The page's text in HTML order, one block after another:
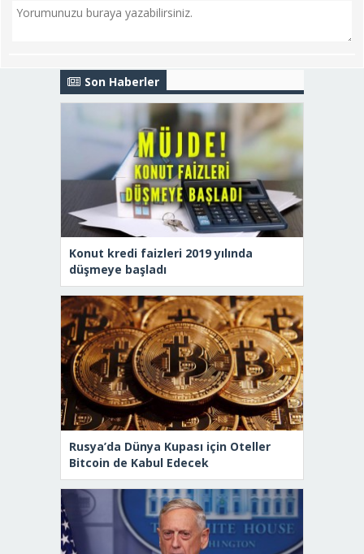
Son Haberler
Konut kredi faizleri 2019 yılında
düşmeye başladı
Rusya’da Dünya Kupası için Oteller
Bitcoin de Kabul Edecek